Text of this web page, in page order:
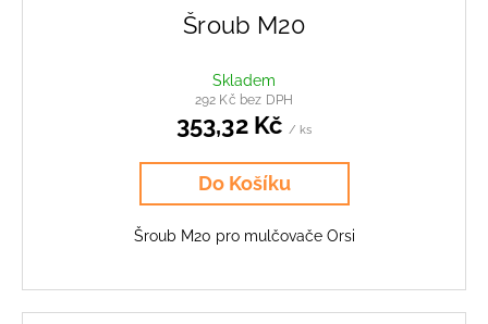
Šroub M20
Skladem
292 Kč bez DPH
353,32 Kč / ks
Do Košíku
Šroub M20 pro mulčovače Orsi